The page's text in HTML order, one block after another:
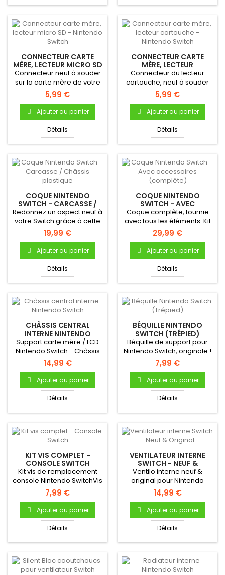
CONNECTEUR CARTE
MÈRE, LECTEUR MICRO SD
- NINTENDO SWITCH
Connecteur neuf à souder
sur la carte mère de votre
Nintendo Switch
5,99 €
Ajouter au panier
Détails
CONNECTEUR CARTE
MÈRE, LECTEUR
CARTOUCHE - NINTENDO
SWITCH
Connecteur du lecteur
cartouche, neuf à souder
sur la carte mère de votre...
5,99 €
Ajouter au panier
Détails
COQUE NINTENDO
SWITCH - CARCASSE /
CHÂSSIS PLASTIQUE
Redonnez un aspect neuf à
votre Switch grâce à cette
coque de remplacement...
19,99 €
Ajouter au panier
Détails
COQUE NINTENDO
SWITCH - AVEC
ACCESSOIRES
(COMPLÈTE)
Coque complète, fournie
avec tous les éléments: Kit
vis, béquille, boutons,...
29,99 €
Ajouter au panier
Détails
CHÂSSIS CENTRAL
INTERNE NINTENDO
SWITCH
Support carte mère / LCD
Nintendo Switch - Châssis
central interne (Middle...
14,99 €
Ajouter au panier
Détails
BÉQUILLE NINTENDO
SWITCH (TRÉPIED)
Béquille de support pour
Nintendo Switch, originale !
Se clipse à l'arrière...
7,99 €
Ajouter au panier
Détails
KIT VIS COMPLET -
CONSOLE SWITCH
Kit vis de remplacement
console Nintendo SwitchVis
coque Vis carte mère Vis...
7,99 €
Ajouter au panier
Détails
VENTILATEUR INTERNE
SWITCH - NEUF &
ORIGINAL
Ventilo interne neuf &
original pour Nintendo
Switch.
14,99 €
Ajouter au panier
Détails